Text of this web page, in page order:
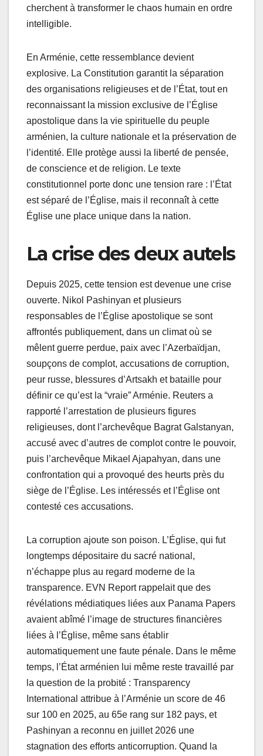
cherchent à transformer le chaos humain en ordre
intelligible.
En Arménie, cette ressemblance devient
explosive. La Constitution garantit la séparation
des organisations religieuses et de l’État, tout en
reconnaissant la mission exclusive de l’Église
apostolique dans la vie spirituelle du peuple
arménien, la culture nationale et la préservation de
l’identité. Elle protège aussi la liberté de pensée,
de conscience et de religion. Le texte
constitutionnel porte donc une tension rare : l’État
est séparé de l’Église, mais il reconnaît à cette
Église une place unique dans la nation.
La crise des deux autels
Depuis 2025, cette tension est devenue une crise
ouverte. Nikol Pashinyan et plusieurs
responsables de l’Église apostolique se sont
affrontés publiquement, dans un climat où se
mêlent guerre perdue, paix avec l’Azerbaïdjan,
soupçons de complot, accusations de corruption,
peur russe, blessures d’Artsakh et bataille pour
définir ce qu’est la “vraie” Arménie. Reuters a
rapporté l’arrestation de plusieurs figures
religieuses, dont l’archevêque Bagrat Galstanyan,
accusé avec d’autres de complot contre le pouvoir,
puis l’archevêque Mikael Ajapahyan, dans une
confrontation qui a provoqué des heurts près du
siège de l’Église. Les intéressés et l’Église ont
contesté ces accusations.
La corruption ajoute son poison. L’Église, qui fut
longtemps dépositaire du sacré national,
n’échappe plus au regard moderne de la
transparence. EVN Report rappelait que des
révélations médiatiques liées aux Panama Papers
avaient abîmé l’image de structures financières
liées à l’Église, même sans établir
automatiquement une faute pénale. Dans le même
temps, l’État arménien lui même reste travaillé par
la question de la probité : Transparency
International attribue à l’Arménie un score de 46
sur 100 en 2025, au 65e rang sur 182 pays, et
Pashinyan a reconnu en juillet 2026 une
stagnation des efforts anticorruption. Quand la